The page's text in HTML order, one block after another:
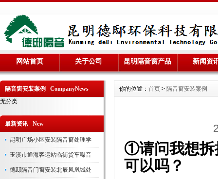
网站首页 关于公司 昆明隔音窗产品 新闻资
隔音窗安装案例 CompanyNews
无分类
最新资讯 New
昆明广场小区安装隔音窗处理学
玉溪市通海客运站临街货车噪音
德邸隔音门窗安装北辰凤凰城处
你的位置： 首页 > 隔音窗安装案例
①请问我想拆
可以吗？